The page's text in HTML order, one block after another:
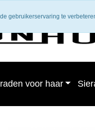
voor haar
gebruikerservaring te